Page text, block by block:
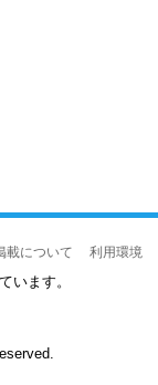
載について 利用環境
います。